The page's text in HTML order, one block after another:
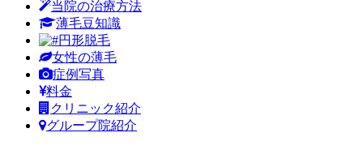
当院の治療方法
薄毛豆知識
円形脱毛
女性の薄毛
症例写真
料金
クリニック紹介
グループ院紹介